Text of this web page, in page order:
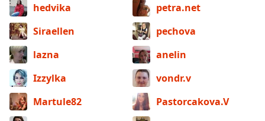
hedvika
petra.net
Siraellen
pechova
lazna
anelin
Izzylka
vondr.v
Martule82
Pastorcakova.V